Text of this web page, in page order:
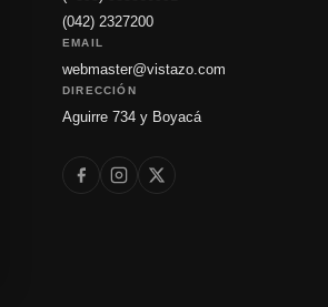
(042) 2327200
EMAIL
webmaster@vistazo.com
DIRECCIÓN
Aguirre 734 y Boyacá